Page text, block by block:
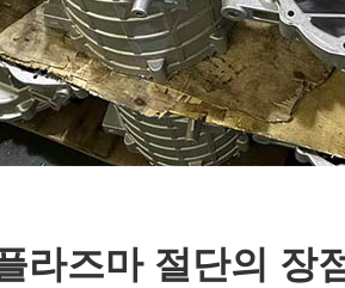
라즈마 절단의 장